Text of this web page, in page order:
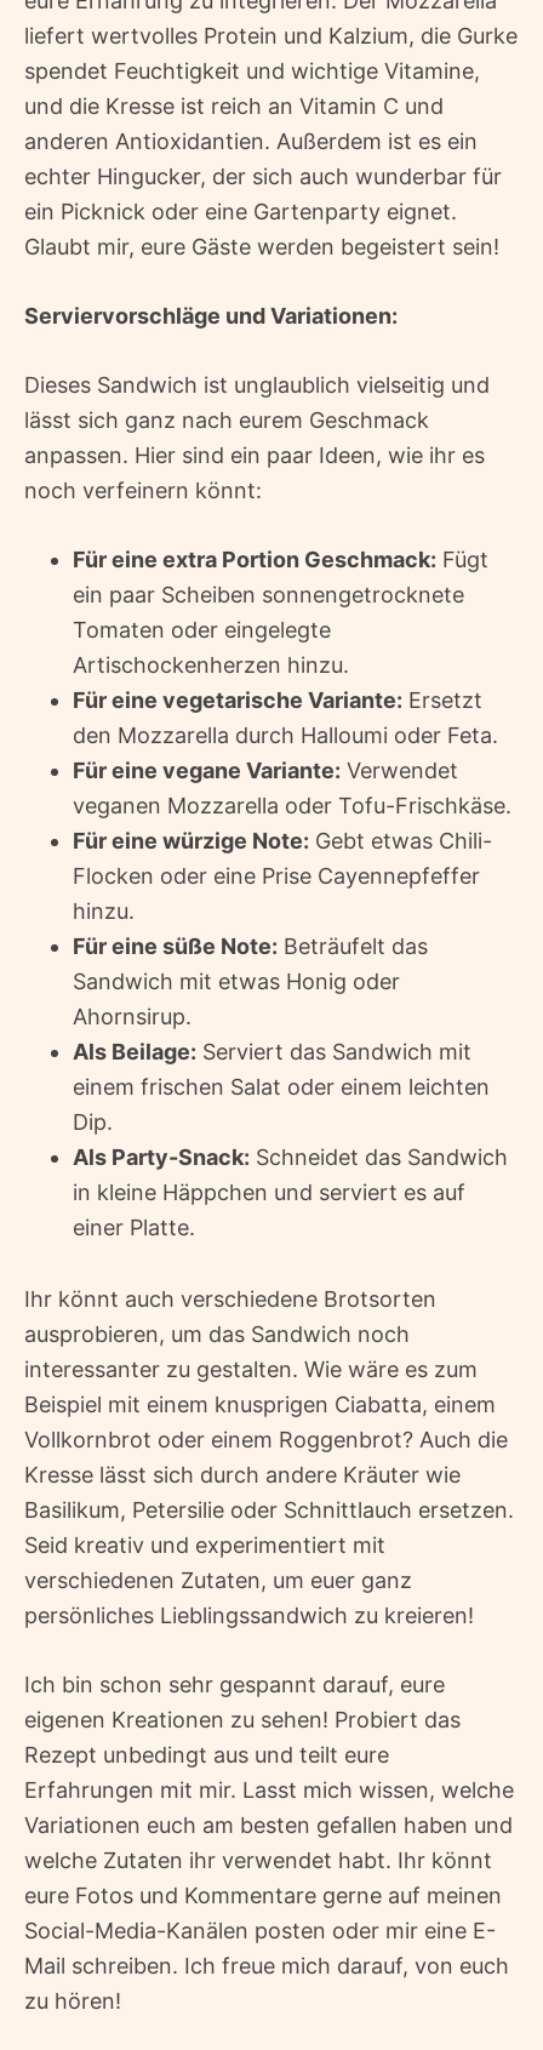
liefert wertvolles Protein und Kalzium, die Gurke
spendet Feuchtigkeit und wichtige Vitamine,
und die Kresse ist reich an Vitamin C und
anderen Antioxidantien. Außerdem ist es ein
echter Hingucker, der sich auch wunderbar für
ein Picknick oder eine Gartenparty eignet.
Glaubt mir, eure Gäste werden begeistert sein!
Serviervorschläge und Variationen:
Dieses Sandwich ist unglaublich vielseitig und
lässt sich ganz nach eurem Geschmack
anpassen. Hier sind ein paar Ideen, wie ihr es
noch verfeinern könnt:
Für eine extra Portion Geschmack: Fügt
ein paar Scheiben sonnengetrocknete
Tomaten oder eingelegte
Artischockenherzen hinzu.
Für eine vegetarische Variante: Ersetzt
den Mozzarella durch Halloumi oder Feta.
Für eine vegane Variante: Verwendet
veganen Mozzarella oder Tofu-Frischkäse.
Für eine würzige Note: Gebt etwas Chili-
Flocken oder eine Prise Cayennepfeffer
hinzu.
Für eine süße Note: Beträufelt das
Sandwich mit etwas Honig oder
Ahornsirup.
Als Beilage: Serviert das Sandwich mit
einem frischen Salat oder einem leichten
Dip.
Als Party-Snack: Schneidet das Sandwich
in kleine Häppchen und serviert es auf
einer Platte.
Ihr könnt auch verschiedene Brotsorten
ausprobieren, um das Sandwich noch
interessanter zu gestalten. Wie wäre es zum
Beispiel mit einem knusprigen Ciabatta, einem
Vollkornbrot oder einem Roggenbrot? Auch die
Kresse lässt sich durch andere Kräuter wie
Basilikum, Petersilie oder Schnittlauch ersetzen.
Seid kreativ und experimentiert mit
verschiedenen Zutaten, um euer ganz
persönliches Lieblingssandwich zu kreieren!
Ich bin schon sehr gespannt darauf, eure
eigenen Kreationen zu sehen! Probiert das
Rezept unbedingt aus und teilt eure
Erfahrungen mit mir. Lasst mich wissen, welche
Variationen euch am besten gefallen haben und
welche Zutaten ihr verwendet habt. Ihr könnt
eure Fotos und Kommentare gerne auf meinen
Social-Media-Kanälen posten oder mir eine E-
Mail schreiben. Ich freue mich darauf, von euch
zu hören!